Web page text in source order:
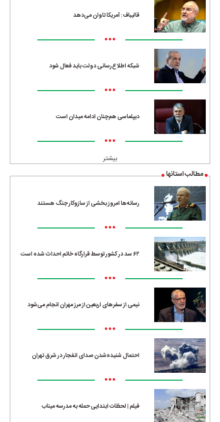
قالیباف: آمریکا تاوان می‌دهد
•••
شبکه اطلاع‌رسانی دولت باید فعال شود
•••
دیپلماسی هم‌چنان ادامه میدان است
•••
بیشتر
مطالب استانها
رسانه‌ها امروز بخشی از سازوکار جنگ هستند
•••
۶۲ سد در کشور توسط قرارگاه خاتم احداث شده است
•••
نیمی از سفرهای اربعین از مرز مهران انجام می‌شود
•••
احتمال شنیده‌شدن صدای انفجار در شرق تهران
•••
فیلم | لحظات ابتدایی حمله به مدرسه میناب